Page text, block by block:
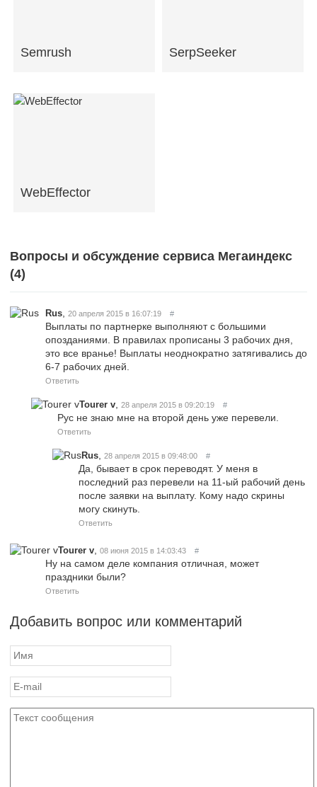
Semrush SerpSeeker
WebEffector
Вопросы и обсуждение сервиса Мегаиндекс
(4)
Rus 20 апреля 2015 в 16:07:19 #
Выплаты по партнерке выполняют с большими
опозданиями. В правилах прописаны 3 рабочих дня,
это все вранье! Выплаты неоднократно затягивались до
6-7 рабочих дней.
Ответить
Tourer v 28 апреля 2015 в 09:20:19 #
Рус не знаю мне на второй день уже перевели.
Ответить
Rus 28 апреля 2015 в 09:48:00 #
Да, бывает в срок переводят. У меня в
последний раз перевели на 11-ый рабочий день
после заявки на выплату. Кому надо скрины
могу скинуть.
Ответить
Tourer v 08 июня 2015 в 14:03:43 #
Ну на самом деле компания отличная, может
праздники были?
Ответить
Добавить вопрос или комментарий